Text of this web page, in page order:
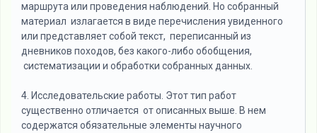
маршрута или проведения наблюдений. Но собранный
материал излагается в виде перечисления увиденного
или представляет собой текст, переписанный из
дневников походов, без какого-либо обобщения,
систематизации и обработки собранных данных.
4. Исследовательские работы. Этот тип работ
существенно отличается от описанных выше. В нем
содержатся обязательные элементы научного